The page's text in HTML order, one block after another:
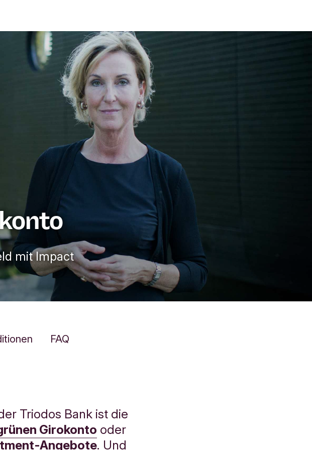
mit Impact
FAQ
Triodos Bank ist die
Girokonto oder
Angebote. Und